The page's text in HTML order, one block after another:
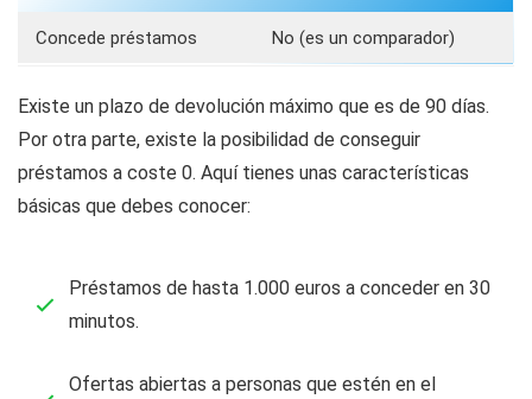
Concede préstamos No (es un comparador)
Existe un plazo de devolución máximo que es de 90 días.
Por otra parte, existe la posibilidad de conseguir
préstamos a coste 0. Aquí tienes unas características
básicas que debes conocer:
Préstamos de hasta 1.000 euros a conceder en 30
minutos.
Ofertas abiertas a personas que estén en el